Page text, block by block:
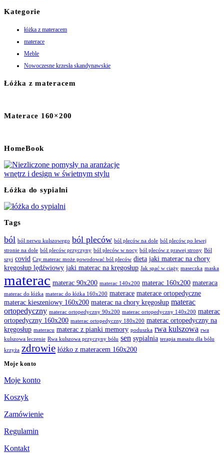
Kategorie
łóżka z materacem
materace
Meble
Nowoczesne krzesła skandynawskie
Łóżka z materacem
Materace 160×200
HomeBook
Łóżka do sypialni
Tags
ból ból nerwu kulszowego ból pleców ból pleców na dole ból pleców po lewej
stronie na dole ból pleców przyczyny ból pleców w nocy ból pleców z prawej strony Ból
szyi covid Czy materac może powodować ból pleców dieta jaki materac na chory
kręgosłup lędźwiowy jaki materac na kręgosłup Jak spać w ciąży maseczka maska
materac materac 90x200 materac 140x200 materac 160x200 materaca
materac do łóżka materac do łóżka 160x200 materace materace ortopedyczne
materac kieszeniowy 160x200 materac na chory kręgosłup materac
ortopedyczny materac ortopedyczny 90x200 materac ortopedyczny 140x200 materac
ortopedyczny 160x200 materac ortopedyczny 180x200 materac ortopedyczny na
kręgosłup materacu materac z pianki memory poduszka rwa kulszowa rwa
kulszowa leczenie Rwa kulszowa przyczyny bólu sen sypialnia terapia masażu dla bólu
krzyża zdrowie łóżko z materacem 160x200
Moje konto
Moje konto
Koszyk
Zamówienie
Regulamin
Kontakt